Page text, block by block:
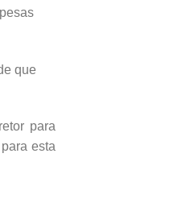
que
para
esta